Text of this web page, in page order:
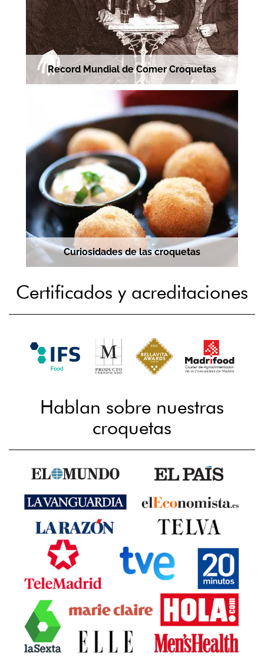
Record Mundial de Comer Croquetas
Curiosidades de las croquetas
Certificados y acreditaciones
Hablan sobre nuestras
croquetas